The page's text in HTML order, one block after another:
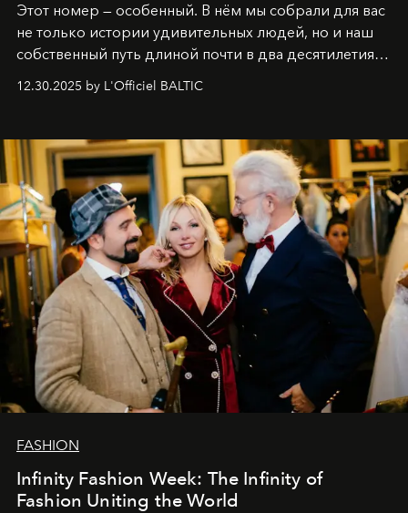
Этот номер — особенный. В нём мы собрали для вас
не только истории удивительных людей, но и наш
собственный путь длиной почти в два десятилетия.
Вместо привычного подведения итогов мы от всей
души говорим спасибо каждому, кто был с нами все
самыми искренними пожеланиями и теплом, ваша
командаL’Officiel Baltic .
12.30.2025 by L'Officiel BALTIC
FASHION
Infinity Fashion Week: The Infinity of
Fashion Uniting the World